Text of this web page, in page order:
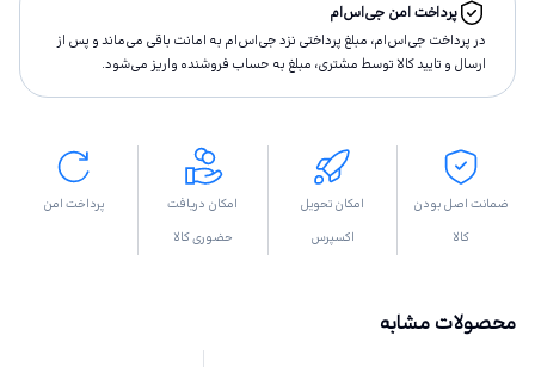
پرداخت امن جی‌اس‌ام
در پرداخت جی‌اس‌ام، مبلغ پرداختى نزد جی‌اس‌ام به امانت باقى مى‌ماند و پس از
ارسال و تاييد كالا توسط مشتری، مبلغ به حساب فروشنده واريز مى‌شود.
ضمانت اصل بودن
کالا
امکان تحویل
اکسپرس
امکان دریافت
حضوری کالا
پرداخت امن
محصولات مشابه